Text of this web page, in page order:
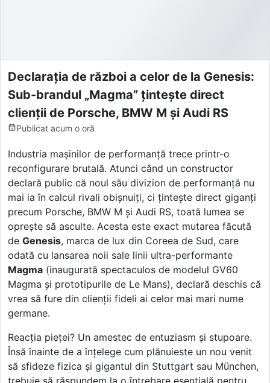
Declarația de război a celor de la Genesis:
Sub-brandul „Magma” țintește direct
clienții de Porsche, BMW M și Audi RS
Publicat acum o oră
Industria mașinilor de performanță trece printr-o
reconfigurare brutală. Atunci când un constructor
declară public că noul său divizion de performanță nu
mai ia în calcul rivali obișnuiți, ci țintește direct giganți
precum Porsche, BMW M și Audi RS, toată lumea se
oprește să asculte. Acesta este exact mutarea făcută
de Genesis, marca de lux din Coreea de Sud, care
odată cu lansarea noii sale linii ultra-performante
Magma (inaugurată spectaculos de modelul GV60
Magma și prototipurile de Le Mans), declară deschis că
vrea să fure din clienții fideli ai celor mai mari nume
germane.
Reacția pieței? Un amestec de entuziasm și stupoare.
Însă înainte de a înțelege cum plănuieste un nou venit
să sfideze fizica și gigantul din Stuttgart sau München,
trebuie să răspundem la o întrebare esențială pentru